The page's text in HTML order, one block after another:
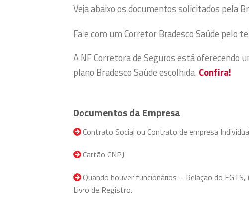
Veja abaixo os documentos solicitados pela
Fale com um Corretor Bradesco Saúde pelo
A NF Corretora de Seguros está oferecendo
plano Bradesco Saúde escolhida. Confira!
Documentos da Empresa
Contrato Social ou Contrato de empresa
Cartão CNPJ
Quando houver funcionários – Relação do
Livro de Registro.